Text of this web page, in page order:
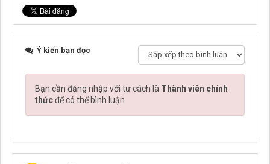
Ý kiến bạn đọc
Bạn cần đăng nhập với tư cách là Thành viên chính
thứcđể có thể bình luận